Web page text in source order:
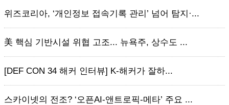
위즈코리아, ‘개인정보 접속기록 관리’ 넘어 탐지·...
美 핵심 기반시설 위협 고조... 뉴욕주, 상수도 ...
[DEF CON 34 해커 인터뷰] K-해커가 잘하...
스카이넷의 전조? ‘오픈AI-앤트로픽-메타’ 주요 ...